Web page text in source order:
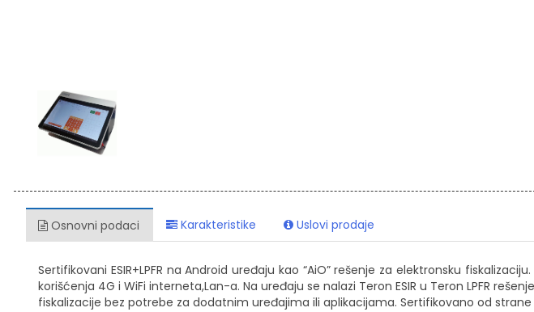
Osnovni podaci Karakteristike Uslovi prodaje
Sertifikovani ESIR+LPFR na Android uređaju kao “AiO” rešenje za elektronsku
korišćenja 4G i WiFi interneta,Lan-a. Na uređaju se nalazi Teron ESIR u Teron LPFR
fiskalizacije bez potrebe za dodatnim uređajima ili aplikacijama. Sertifikovano od strane